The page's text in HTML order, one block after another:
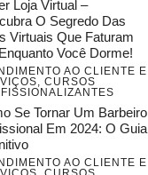
Loja Virtual –
O Segredo Das
Virtuais Que Faturam
Você Dorme!
AO CLIENTE E
CURSOS
Se Tornar Um Barbeiro
Em 2024: O Guia
AO CLIENTE E